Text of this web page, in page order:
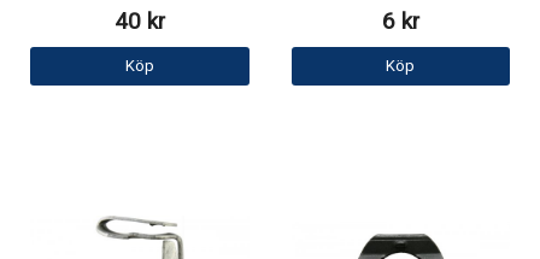
40 kr
Köp
6 kr
Köp